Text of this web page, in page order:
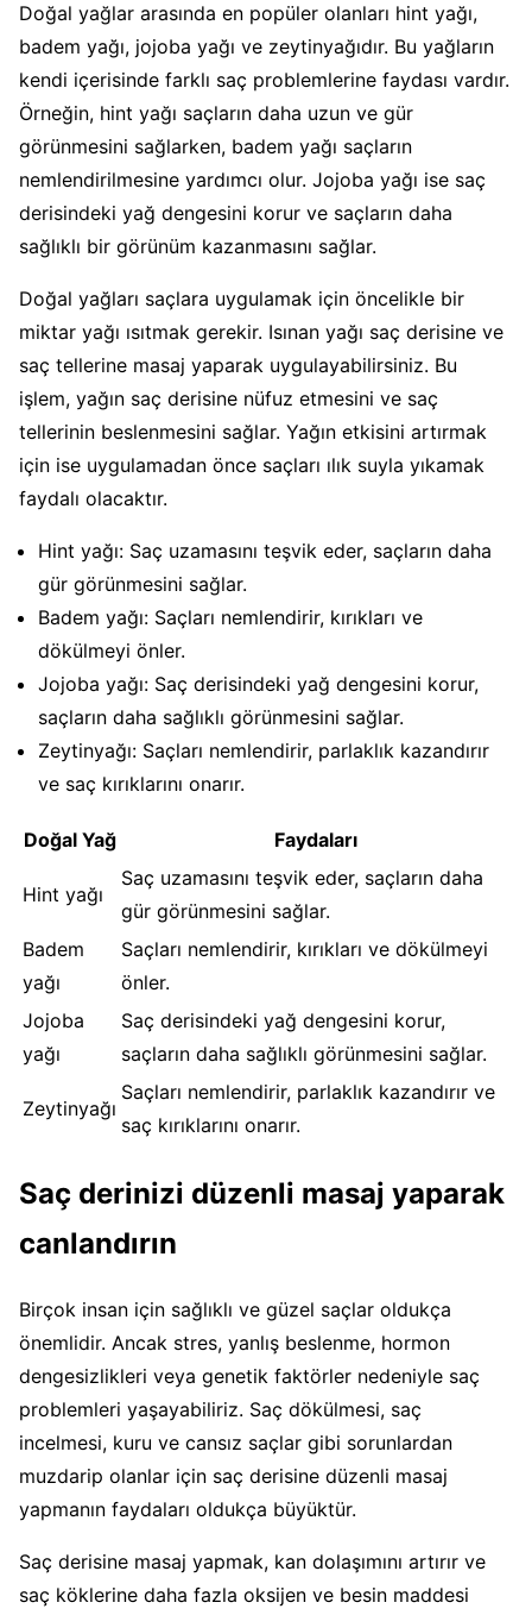
Doğal yağlar arasında en popüler olanları hint yağı,
badem yağı, jojoba yağı ve zeytinyağıdır. Bu yağların
kendi içerisinde farklı saç problemlerine faydası vardır.
Örneğin, hint yağı saçların daha uzun ve gür
görünmesini sağlarken, badem yağı saçların
nemlendirilmesine yardımcı olur. Jojoba yağı ise saç
derisindeki yağ dengesini korur ve saçların daha
sağlıklı bir görünüm kazanmasını sağlar.
Doğal yağları saçlara uygulamak için öncelikle bir
miktar yağı ısıtmak gerekir. Isınan yağı saç derisine ve
saç tellerine masaj yaparak uygulayabilirsiniz. Bu
işlem, yağın saç derisine nüfuz etmesini ve saç
tellerinin beslenmesini sağlar. Yağın etkisini artırmak
için ise uygulamadan önce saçları ılık suyla yıkamak
faydalı olacaktır.
Hint yağı: Saç uzamasını teşvik eder, saçların daha
gür görünmesini sağlar.
Badem yağı: Saçları nemlendirir, kırıkları ve
dökülmeyi önler.
Jojoba yağı: Saç derisindeki yağ dengesini korur,
saçların daha sağlıklı görünmesini sağlar.
Zeytinyağı: Saçları nemlendirir, parlaklık kazandırır
ve saç kırıklarını onarır.
Doğal Yağ Faydaları
Hint yağı
Saç uzamasını teşvik eder, saçların daha
gür görünmesini sağlar.
Badem
yağı
Saçları nemlendirir, kırıkları ve dökülmeyi
önler.
Jojoba
yağı
Saç derisindeki yağ dengesini korur,
saçların daha sağlıklı görünmesini sağlar.
Zeytinyağı
Saçları nemlendirir, parlaklık kazandırır ve
saç kırıklarını onarır.
Saç derinizi düzenli masaj yaparak
canlandırın
Birçok insan için sağlıklı ve güzel saçlar oldukça
önemlidir. Ancak stres, yanlış beslenme, hormon
dengesizlikleri veya genetik faktörler nedeniyle saç
problemleri yaşayabiliriz. Saç dökülmesi, saç
incelmesi, kuru ve cansız saçlar gibi sorunlardan
muzdarip olanlar için saç derisine düzenli masaj
yapmanın faydaları oldukça büyüktür.
Saç derisine masaj yapmak, kan dolaşımını artırır ve
saç köklerine daha fazla oksijen ve besin maddesi